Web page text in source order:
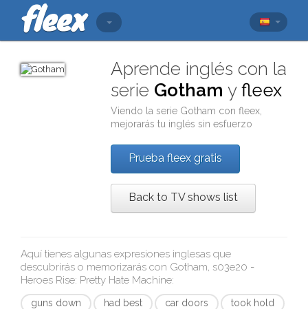
Aprende inglés con la
serie Gotham yfleex
Viendo la serie Gotham confleex
mejorarás tu inglés sin esfuerzo
Prueba fleex gratis
Back to TV shows list
Aquí tienes algunas expresiones inglesas que
descubrirás o memorizarás con Gotham, s03e20 -
Heroes Rise: Pretty Hate Machine:
guns down had best car doors
took hold